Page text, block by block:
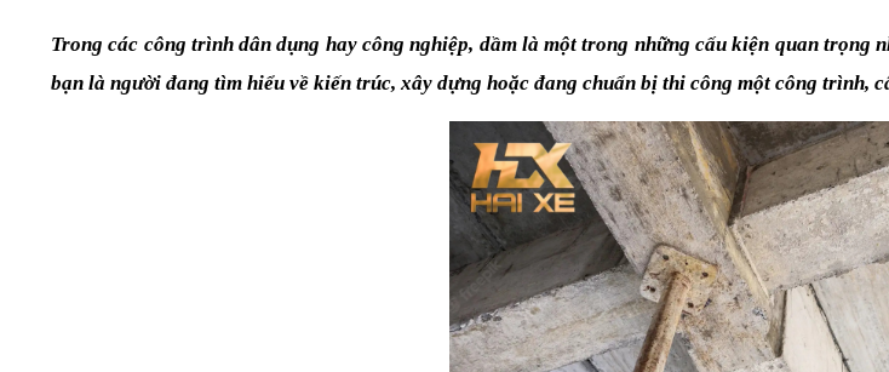
Trong các công trình dân dụng hay công nghiệp, dầm là một trong những cấu kiện quan
bạn là người đang tìm hiểu về kiến trúc, xây dựng hoặc đang chuẩn bị thi công một công trình,